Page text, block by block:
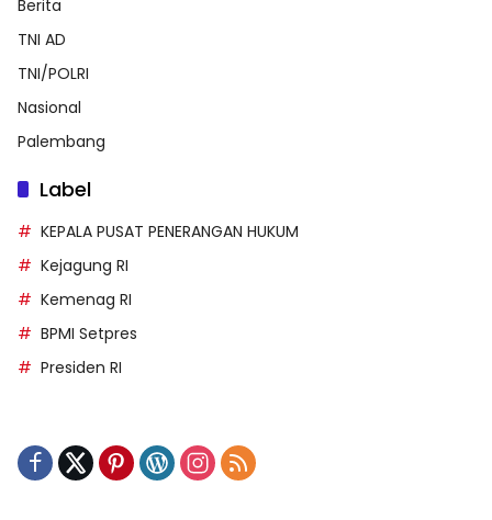
Berita
TNI AD
TNI/POLRI
Nasional
Palembang
Label
KEPALA PUSAT PENERANGAN HUKUM
Kejagung RI
Kemenag RI
BPMI Setpres
Presiden RI